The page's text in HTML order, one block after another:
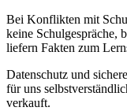
Bei Konflikten mit
keine Schulgespräche,
liefern Fakten zum
Datenschutz und
für uns
verkauft.